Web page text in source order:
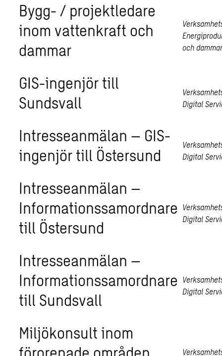
Bygg- / projektledare
inom vattenkraft och
dammar
och
GIS-ingenjör till
Sundsvall
Digital
Intresseanmälan – GIS-
ingenjör till Östersund
Digital
Intresseanmälan –
Informationssamordnare
till Östersund
Digital
Intresseanmälan –
Informationssamordnare
till Sundsvall
Digital
Miljökonsult inom
förorenade områden,